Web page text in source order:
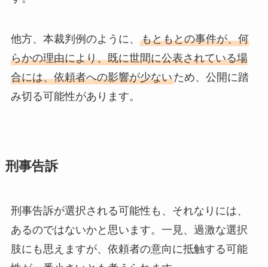
他方、本裁判例のように、 もともとの事件が、何
らかの理由により、既に世間に公表されている場
合には、依頼者への影響が少ないため、公開に踏
み切る可能性があります。
刑事告訴
刑事告訴が選択される可能性も、それなりには、
あるのではないかと思います。一見、過激な選択
肢にも思えますが、依頼者の意向に抵触する可能